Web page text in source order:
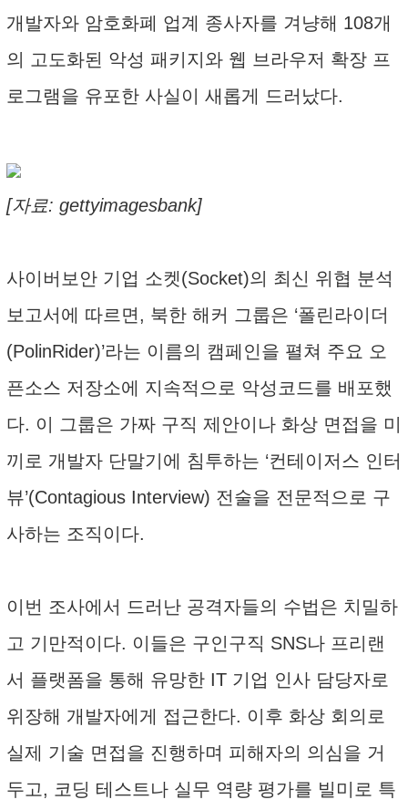
개발자와 암호화폐 업계 종사자를 겨냥해 108개
의 고도화된 악성 패키지와 웹 브라우저 확장 프
로그램을 유포한 사실이 새롭게 드러났다.
[자료: gettyimagesbank]
사이버보안 기업 소켓(Socket)의 최신 위협 분석
보고서에 따르면, 북한 해커 그룹은 ‘폴린라이더
(PolinRider)’라는 이름의 캠페인을 펼쳐 주요 오
픈소스 저장소에 지속적으로 악성코드를 배포했
다. 이 그룹은 가짜 구직 제안이나 화상 면접을 미
끼로 개발자 단말기에 침투하는 ‘컨테이저스 인터
뷰’(Contagious Interview) 전술을 전문적으로 구
사하는 조직이다.
이번 조사에서 드러난 공격자들의 수법은 치밀하
고 기만적이다. 이들은 구인구직 SNS나 프리랜
서 플랫폼을 통해 유망한 IT 기업 인사 담당자로
위장해 개발자에게 접근한다. 이후 화상 회의로
실제 기술 면접을 진행하며 피해자의 의심을 거
두고, 코딩 테스트나 실무 역량 평가를 빌미로 특